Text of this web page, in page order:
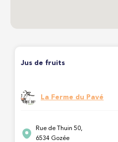
Jus de fruits
La Ferme du Pavé
Rue de Thuin 50,
6534 Gozée